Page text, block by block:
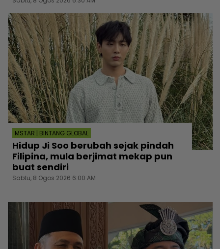
MSTAR | BINTANG GLOBAL
Hidup Ji Soo berubah sejak pindah
Filipina, mula berjimat mekap pun
buat sendiri
Sabtu, 8 Ogos 2026 6:00 AM